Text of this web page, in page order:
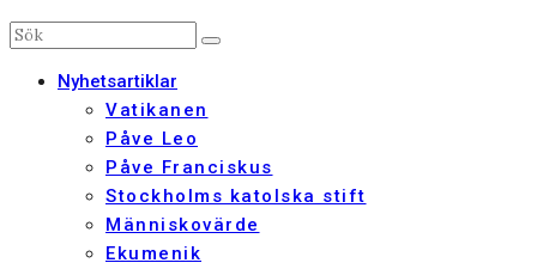
Nyhetsartiklar
Vatikanen
Påve Leo
Påve Franciskus
Stockholms katolska stift
Människovärde
Ekumenik